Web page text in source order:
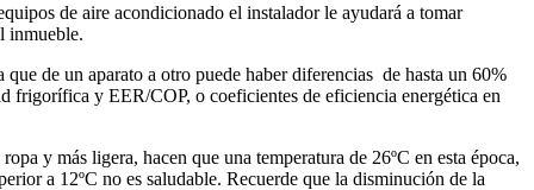
de aire acondicionado el instalador le ayudará a tomar
inmueble.
de un aparato a otro puede haber diferencias de hasta un 60%
frigorífica y EER/COP, o coeficientes de eficiencia energética en
y más ligera, hacen que una temperatura de 26ºC en esta época,
a 12ºC no es saludable. Recuerde que la disminución de la